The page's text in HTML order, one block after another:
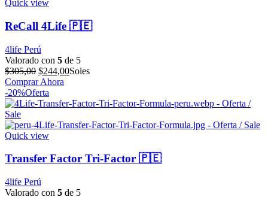
Quick view
ReCall 4Life 🇵🇪
4life Perú
Valorado con 5 de 5
$305,00 El
precio
original
era:
$244,00El
es:
Soles
Comprar Ahora
-20%Oferta
Quick view
Transfer Factor Tri-Factor 🇵🇪
4life Perú
Valorado con 5 de 5